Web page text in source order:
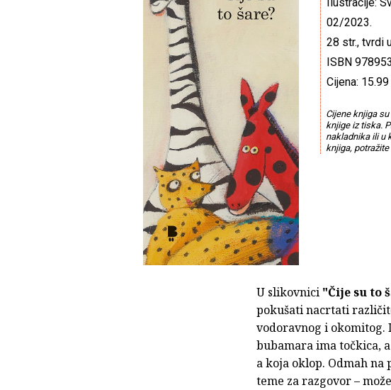
02/2023.
28 str., tvrdi
ISBN
Cijena:
Cijene knjiga
knjige iz tiska.
nakladnika ili u
knjiga,
U slikovnici "Čije su to
pokušati nacrtati
vodoravnog i okomitog.
bubamara ima točkica,
a koja oklop. Odmah na
teme za razgovor –